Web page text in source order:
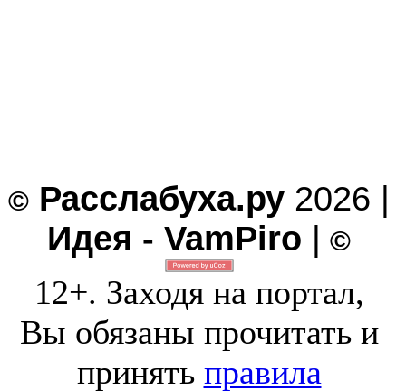
© Расслабуха.ру 2026 |
Идея - VamPiro | ©
12+. Заходя на портал,
Вы обязаны прочитать и
принять правила